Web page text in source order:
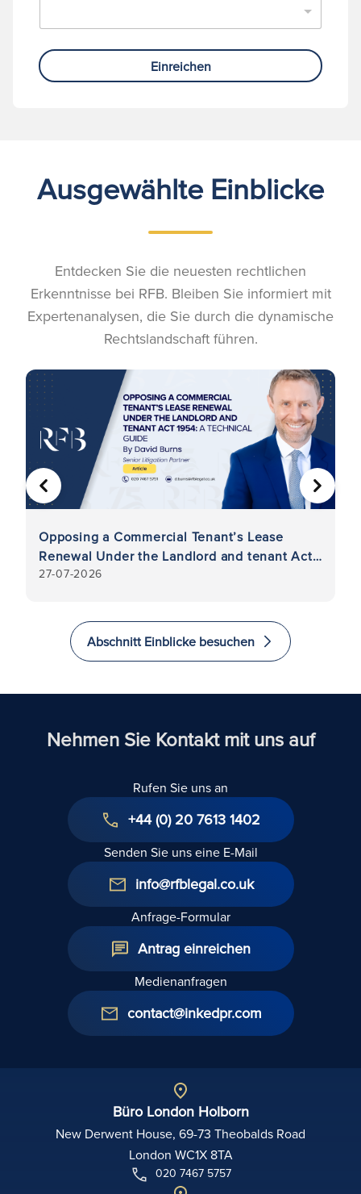
Einreichen
Ausgewählte Einblicke
Entdecken Sie die neuesten rechtlichen
Erkenntnisse bei RFB. Bleiben Sie informiert mit
Expertenanalysen, die Sie durch die dynamische
Rechtslandschaft führen.
Opposing a Commercial Tenant’s Lease
Renewal Under the Landlord and tenant Act
1954: A Technical Guide
27-07-2026
VORHERIGE WEITER
Abschnitt Einblicke besuchen
Nehmen Sie Kontakt mit uns auf
Rufen Sie uns an
+44 (0) 20 7613 1402
Senden Sie uns eine E-Mail
info@rfblegal.co.uk
Anfrage-Formular
Antrag einreichen
Medienanfragen
contact@inkedpr.com
Büro London Holborn
New Derwent House, 69-73 Theobalds Road
London WC1X 8TA
020 7467 5757